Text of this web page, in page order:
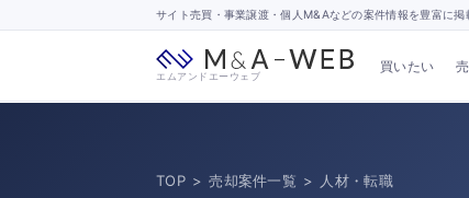
サイト売買・事業譲渡・個人M&Aなどの案件情報を豊富に
エムアンドエーウェブ
買いたい
TOP > 売却案件一覧 > 人材・転職